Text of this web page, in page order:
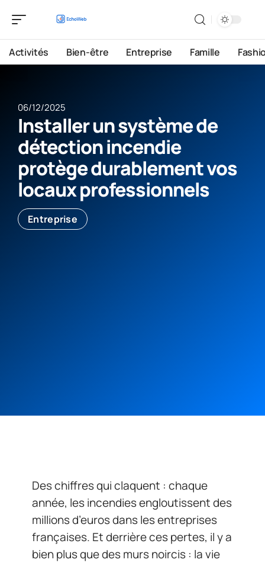
Activités Bien-être Entreprise Famille
06/12/2025
Installer un système de
détection incendie
protège durablement vos
locaux professionnels
Entreprise
Des chiffres qui claquent : chaque
année, les incendies engloutissent des
millions d’euros dans les entreprises
françaises. Et derrière ces pertes, il y a
bien plus que des murs noircis : la vie